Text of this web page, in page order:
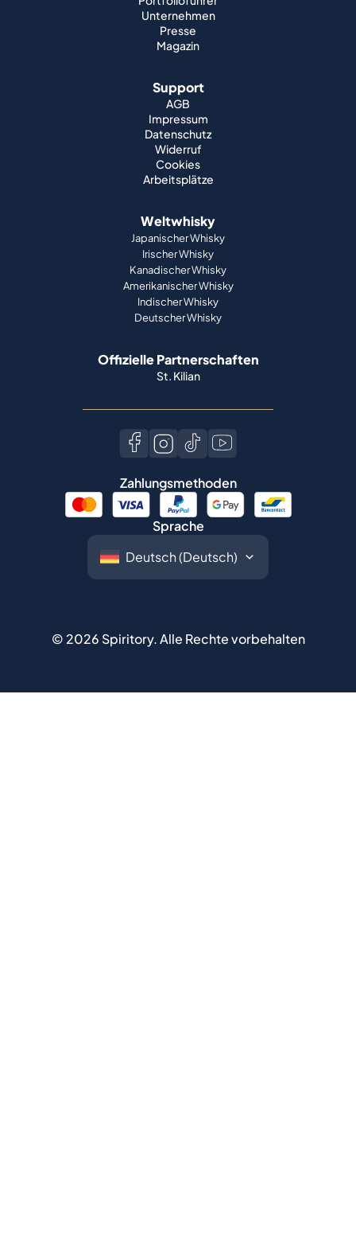
Unternehmen
Presse
Magazin
Support
AGB
Impressum
Datenschutz
Widerruf
Cookies
Arbeitsplätze
Weltwhisky
Japanischer Whisky
Irischer Whisky
Kanadischer Whisky
Amerikanischer Whisky
Indischer Whisky
Deutscher Whisky
Offizielle Partnerschaften
St. Kilian
Zahlungsmethoden
Sprache
© 2026 Spiritory.Alle Rechte vorbehalten